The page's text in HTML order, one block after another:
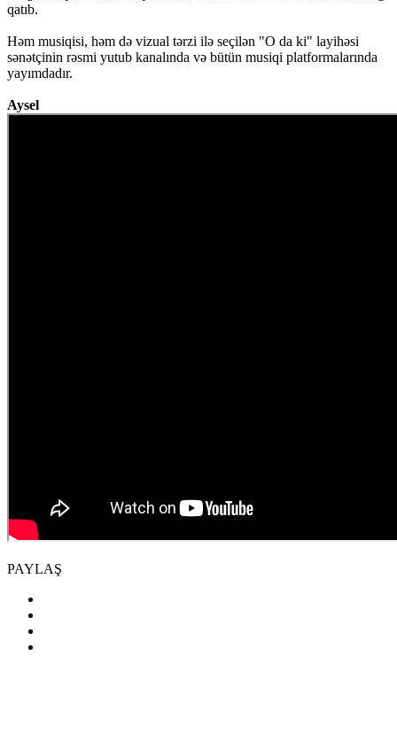
qatıb.
Həm musiqisi, həm də vizual tərzi ilə seçilən "O da ki" layihəsi
sənətçinin rəsmi yutub kanalında və bütün musiqi platformalarında
yayımdadır.
Aysel
PAYLAŞ